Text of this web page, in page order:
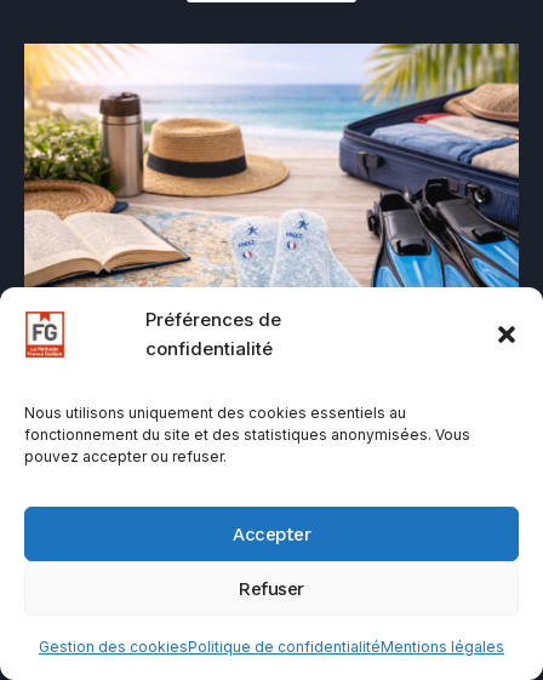
Préférences de
confidentialité
Nous utilisons uniquement des cookies essentiels au
fonctionnement du site et des statistiques anonymisées. Vous
pouvez accepter ou refuser.
Accepter
Refuser
Gestion des cookiesPolitique de confidentialitéMentions légales
Articles
Comment pratiquer le bain dérivatif en